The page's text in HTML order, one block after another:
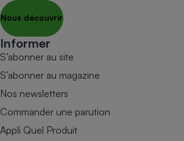
Nous découvrir
Informer
S’abonner au site
S’abonner au magazine
Nos newsletters
Commander une parution
Appli Quel Produit